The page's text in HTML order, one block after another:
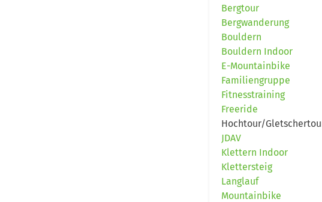
Bergtour
Bergwanderung
Bouldern
Bouldern Indoor
E-Mountainbike
Familiengruppe
Fitnesstraining
Freeride
Hochtour/
JDAV
Klettern Indoor
Klettersteig
Langlauf
Mountainbike